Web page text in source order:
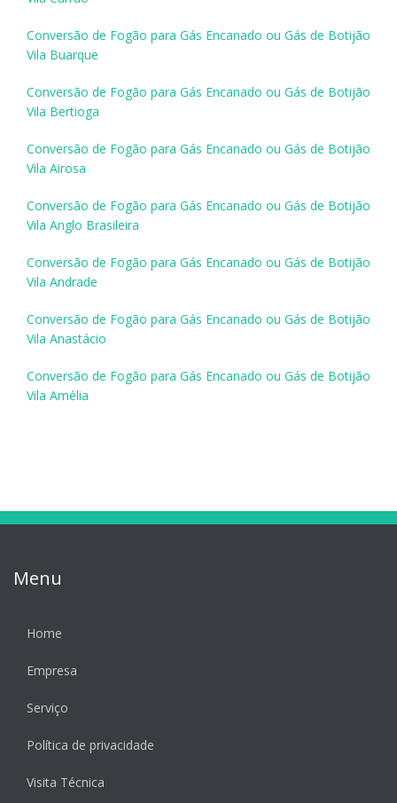
Conversão de Fogão para Gás Encanado ou Gás de Botijão
Vila Buarque
Conversão de Fogão para Gás Encanado ou Gás de Botijão
Vila Bertioga
Conversão de Fogão para Gás Encanado ou Gás de Botijão
Vila Airosa
Conversão de Fogão para Gás Encanado ou Gás de Botijão
Vila Anglo Brasileira
Conversão de Fogão para Gás Encanado ou Gás de Botijão
Vila Andrade
Conversão de Fogão para Gás Encanado ou Gás de Botijão
Vila Anastácio
Conversão de Fogão para Gás Encanado ou Gás de Botijão
Vila Amélia
Menu
Home
Empresa
Serviço
Política de privacidade
Visita Técnica